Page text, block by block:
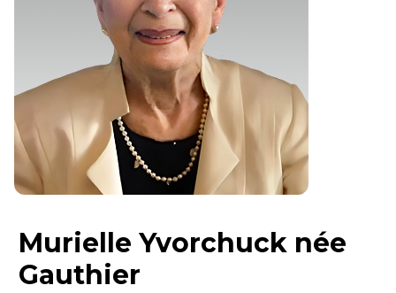
Murielle Yvorchuck née
Gauthier